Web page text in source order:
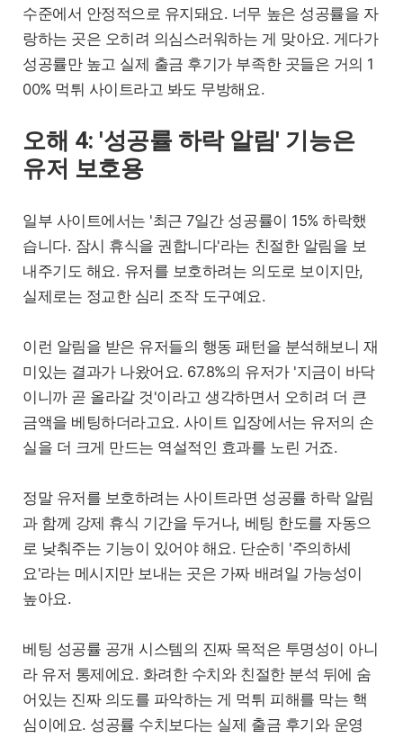
수준에서 안정적으로 유지돼요. 너무 높은 성공률을 자
랑하는 곳은 오히려 의심스러워하는 게 맞아요. 게다가
성공률만 높고 실제 출금 후기가 부족한 곳들은 거의 1
00% 먹튀 사이트라고 봐도 무방해요.
오해 4: '성공률 하락 알림' 기능은
유저 보호용
일부 사이트에서는 '최근 7일간 성공률이 15% 하락했
습니다. 잠시 휴식을 권합니다'라는 친절한 알림을 보
내주기도 해요. 유저를 보호하려는 의도로 보이지만,
실제로는 정교한 심리 조작 도구예요.
이런 알림을 받은 유저들의 행동 패턴을 분석해보니 재
미있는 결과가 나왔어요. 67.8%의 유저가 '지금이 바닥
이니까 곧 올라갈 것'이라고 생각하면서 오히려 더 큰
금액을 베팅하더라고요. 사이트 입장에서는 유저의 손
실을 더 크게 만드는 역설적인 효과를 노린 거죠.
정말 유저를 보호하려는 사이트라면 성공률 하락 알림
과 함께 강제 휴식 기간을 두거나, 베팅 한도를 자동으
로 낮춰주는 기능이 있어야 해요. 단순히 '주의하세
요'라는 메시지만 보내는 곳은 가짜 배려일 가능성이
높아요.
베팅 성공률 공개 시스템의 진짜 목적은 투명성이 아니
라 유저 통제에요. 화려한 수치와 친절한 분석 뒤에 숨
어있는 진짜 의도를 파악하는 게 먹튀 피해를 막는 핵
심이에요. 성공률 수치보다는 실제 출금 후기와 운영